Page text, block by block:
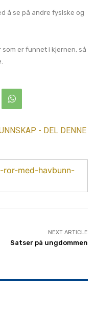
å se på andre fysiske og
er funnet i kjernen, så
- DEL DENNE
med-havbunn-
NEXT ARTICLE
Satser på ungdommen